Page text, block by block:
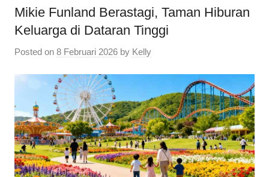
Mikie Funland Berastagi, Taman Hiburan
Keluarga di Dataran Tinggi
Posted on 8 Februari 2026 by Kelly